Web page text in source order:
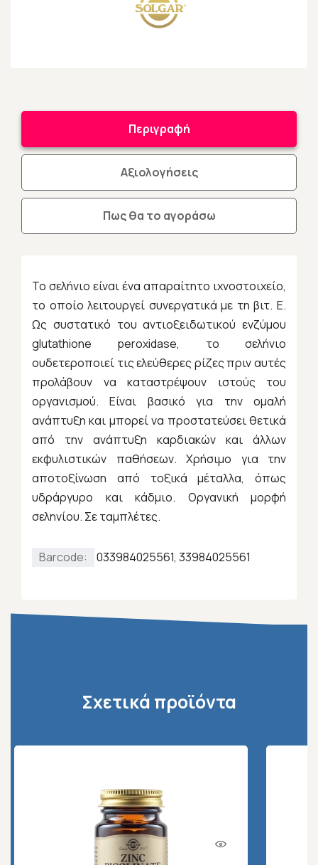
Περιγραφή
Αξιολογήσεις
Πως θα το αγοράσω
To σελήνιο είναι ένα απαραίτητο ιχνοστοιχείο,
το οποίο λειτουργεί συνεργατικά με τη βιτ. Ε.
Ως συστατικό του αντιοξειδωτικού ενζύμου
glutathione peroxidase, το σελήνιο
ουδετεροποιεί τις ελεύθερες ρίζες πριν αυτές
προλάβουν να καταστρέψουν ιστούς του
οργανισμού. Είναι βασικό για την ομαλή
ανάπτυξη και μπορεί να προστατεύσει θετικά
από την ανάπτυξη καρδιακών και άλλων
εκφυλιστικών παθήσεων. Χρήσιμο για την
αποτοξίνωση από τοξικά μέταλλα, όπως
υδράργυρο και κάδμιο. Οργανική μορφή
σεληνίου. Σε ταμπλέτες.
Barcode: 033984025561, 33984025561
Σχετικά προϊόντα